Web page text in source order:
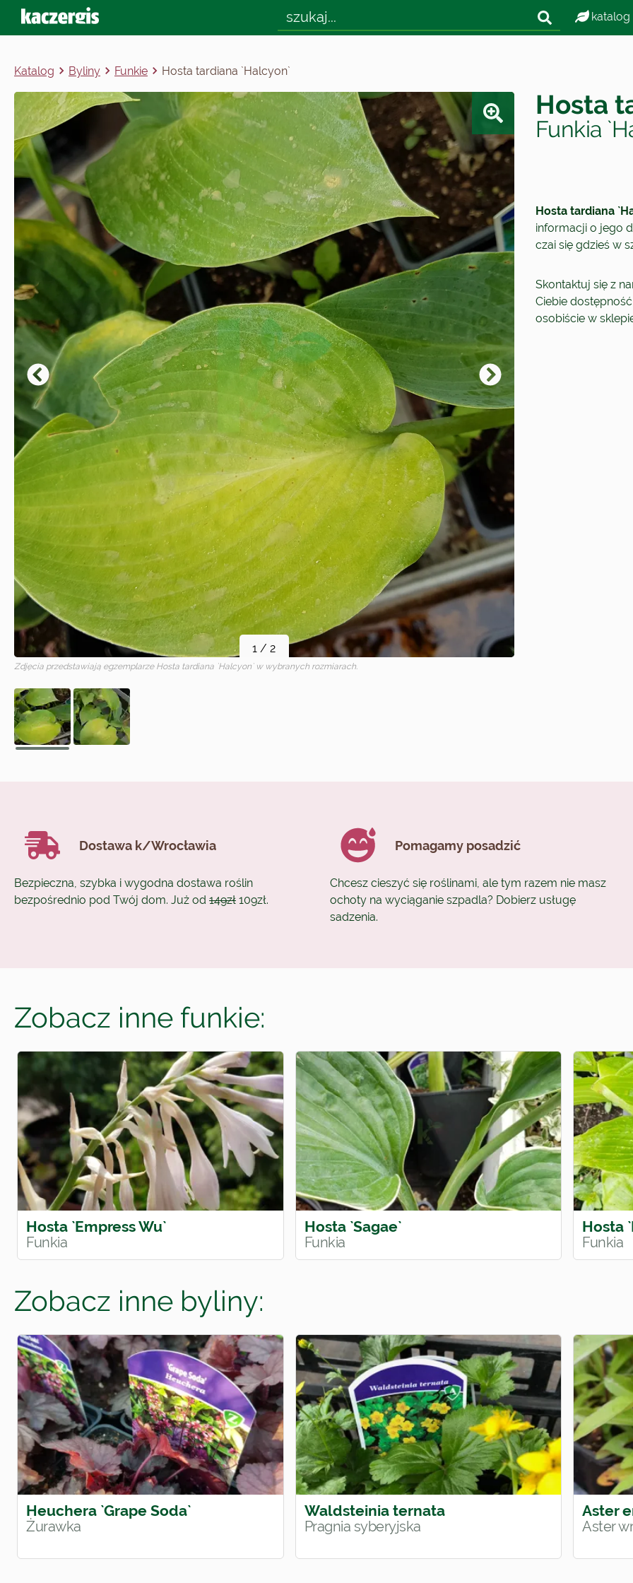
katalog
Katalog Byliny Funkie Hosta tardiana `Halcyon`
1 /2
Zdjęcia przedstawiają egzemplarze Hosta tardiana `Halcyon` w wybranych rozmiarach.
Hosta
Funkia
Hosta tardiana
informacji o jego
czai się gdzieś w
Skontaktuj się z
Ciebie
osobiście w
Dostawa k/Wrocławia
Bezpieczna, szybka i wygodna dostawa roślin
bezpośrednio pod Twój dom. Już od 149zł 109zł.
Pomagamy posadzić
Chcesz cieszyć się roślinami, ale tym razem nie masz
ochoty na wyciąganie szpadla? Dobierz usługę
sadzenia.
Zobacz inne funkie:
Hosta `Empress Wu`
Funkia
Hosta `Sagae`
Funkia
Hosta
Funkia
Zobacz inne byliny:
Heuchera `Grape Soda`
Żurawka
Waldsteinia ternata
Pragnia syberyjska
Aster
Aster